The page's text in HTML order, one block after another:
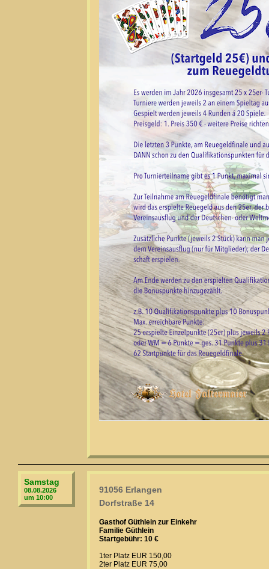
Samstag
08.08.2026
um 10:00
91056 Erlangen
Dorfstraße 14
Gasthof Güthlein zur Einkehr
Familie Güthlein
Startgebühr: 10 €
1ter Platz EUR 150,00
2ter Platz EUR 75,00